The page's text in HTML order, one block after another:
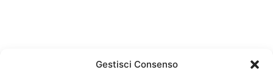
Gestisci Consenso